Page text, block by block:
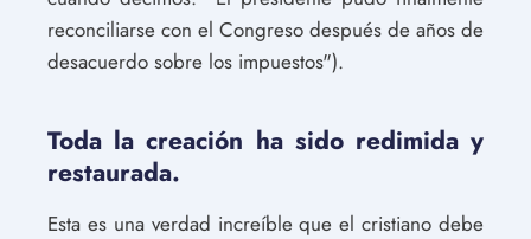
reconciliarse con el Congreso después de años de
desacuerdo sobre los impuestos").
Toda la creación ha sido redimida y
restaurada.
Esta es una verdad increíble que el cristiano debe